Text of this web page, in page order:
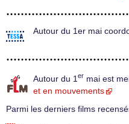
Autour du 1er mai
Autour du 1 er mai est
et en mouvements
Parmi les derniers films